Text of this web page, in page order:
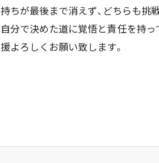
持ちが最後まで消えず、どちらも挑
自分で決めた道に覚悟と責任を持
援よろしくお願い致します。